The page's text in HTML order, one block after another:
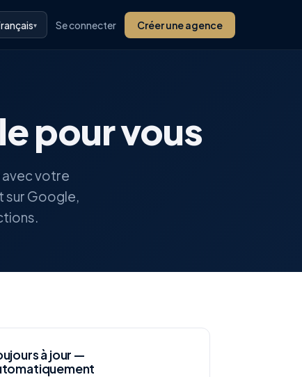
▾ Se connecter Créer une agence
pour vous
avec votre
sur Google,
à jour —